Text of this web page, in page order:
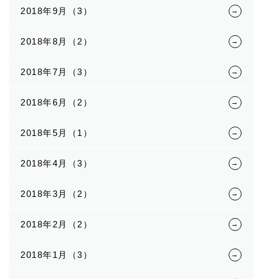
2018年9月（3）
2018年8月（2）
2018年7月（3）
2018年6月（2）
2018年5月（1）
2018年4月（3）
2018年3月（2）
2018年2月（2）
2018年1月（3）